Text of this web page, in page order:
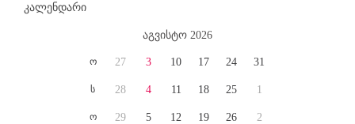
კალენდარი
აგვისტო 2026
ო
ს
ო
27
28
29
3
4
5
10
11
12
17
18
19
24
25
26
31
1
2